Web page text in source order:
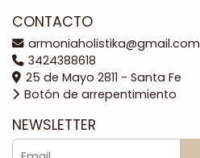
CONTACTO
armoniaholistika@gmail.com
3424388618
25 de Mayo 2811 - Santa Fe
Botón de arrepentimiento
NEWSLETTER